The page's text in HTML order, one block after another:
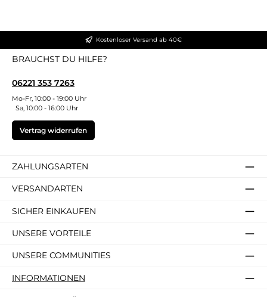
Kostenloser Versand ab 40€
BRAUCHST DU HILFE?
06221 353 7263
Mo-Fr, 10:00 - 19:00 Uhr
Sa, 10:00 - 16:00 Uhr
Vertrag widerrufen
ZAHLUNGSARTEN
VERSANDARTEN
SICHER EINKAUFEN
UNSERE VORTEILE
UNSERE COMMUNITIES
INFORMATIONEN